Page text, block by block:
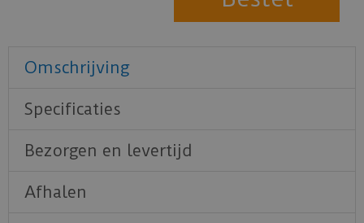
Omschrijving
Specificaties
Bezorgen en levertijd
Afhalen